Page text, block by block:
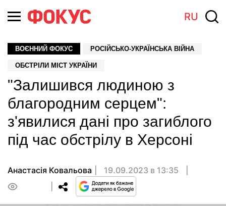
RU
ВОЄННИЙ ФОКУС РОСІЙСЬКО-УКРАЇНСЬКА ВІЙНА
ОБСТРІЛИ МІСТ УКРАЇНИ
"Залишився людиною з
благородним серцем":
з'явилися дані про загиблого
під час обстрілу в Херсоні
Анастасія Ковальова
19.09.2023 в 13:35